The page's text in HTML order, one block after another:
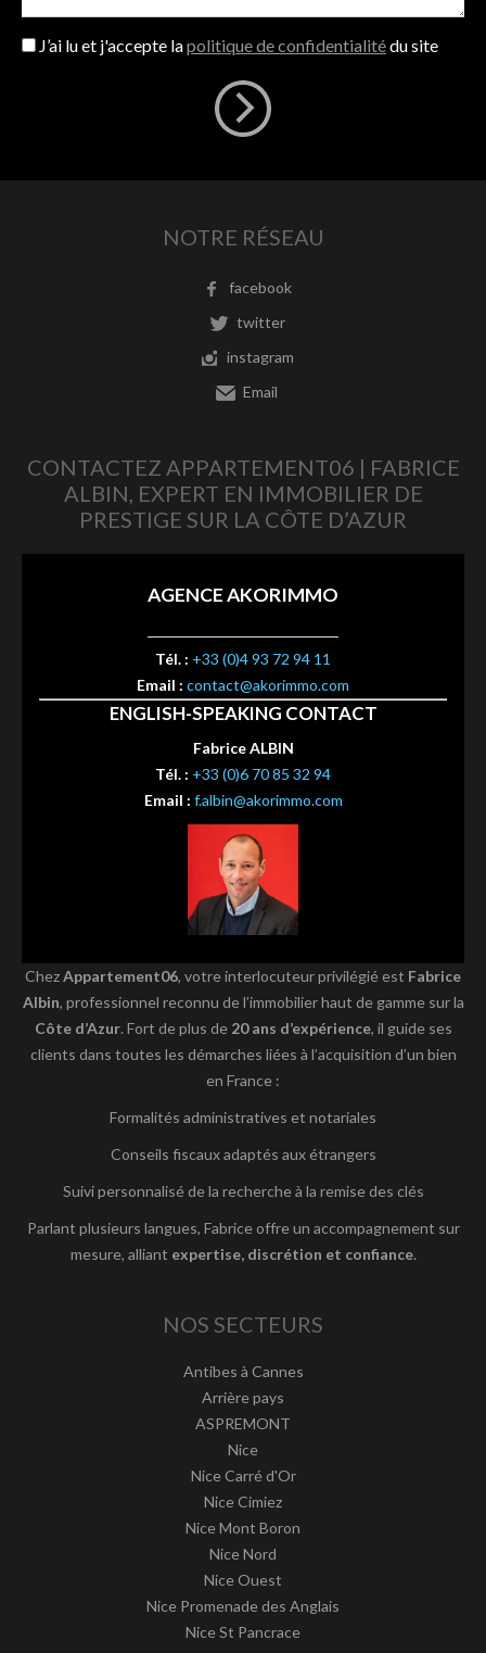
J’ai lu et j'accepte lapolitique de confidentialitédu site
NOTRE RÉSEAU
facebook
twitter
instagram
Email
CONTACTEZ APPARTEMENT06 | FABRICE
ALBIN, EXPERT EN IMMOBILIER DE
PRESTIGE SUR LA CÔTE D’AZUR
AGENCE AKORIMMO
Tél. : +33 (0)4 93 72 94 11
Email : contact@akorimmo.com
ENGLISH-SPEAKING CONTACT
Fabrice ALBIN
Tél. : +33 (0)6 70 85 32 94
Email : f.albin@akorimmo.com
ChezAppartement06, votre interlocuteur privilégié est Fabrice
Albin, professionnel reconnu de l’immobilier haut de gamme sur la
Côte d’Azur. Fort de plus de 20 ans d’expérience, il guide ses
clients dans toutes les démarches liées à l’acquisition d’un bien
en France :
Formalités administratives et notariales
Conseils fiscaux adaptés aux étrangers
Suivi personnalisé de la recherche à la remise des clés
Parlant plusieurs langues, Fabrice offre un accompagnement sur
mesure, alliant expertise, discrétion et confiance.
NOS SECTEURS
Antibes à Cannes
Arrière pays
ASPREMONT
Nice
Nice Carré d'Or
Nice Cimiez
Nice Mont Boron
Nice Nord
Nice Ouest
Nice Promenade des Anglais
Nice St Pancrace